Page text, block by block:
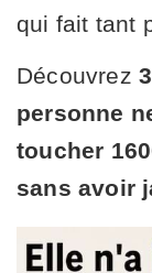
qui fait tant
Découvrez
personne
toucher
sans avoir